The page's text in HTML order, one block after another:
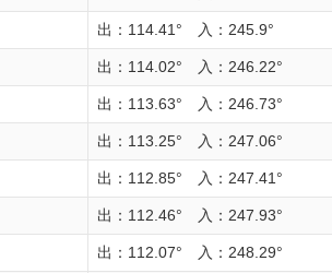
出：114.41° 入：245.9°
出：114.02° 入：246.22°
出：113.63° 入：246.73°
出：113.25° 入：247.06°
出：112.85° 入：247.41°
出：112.46° 入：247.93°
出：112.07° 入：248.29°